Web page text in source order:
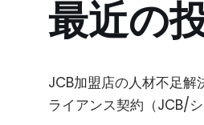
最近の
JCB加盟店の人材不足解
ライアンス契約（JCB/シ